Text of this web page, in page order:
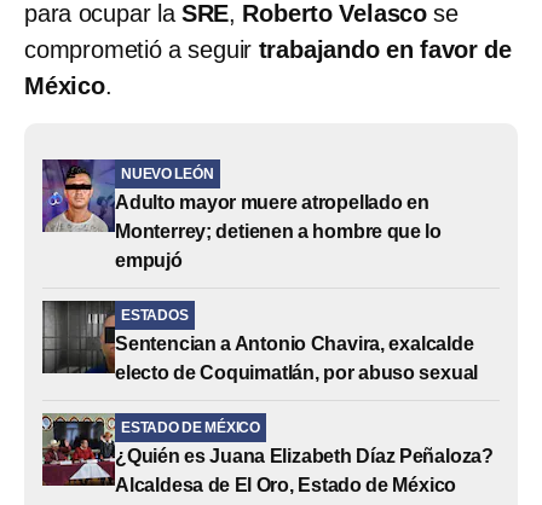
para ocupar la SRE, Roberto Velasco se
comprometió a seguir trabajando en favor de
México.
NUEVO LEÓN
Adulto mayor muere atropellado en
Monterrey; detienen a hombre que lo
empujó
ESTADOS
Sentencian a Antonio Chavira, exalcalde
electo de Coquimatlán, por abuso sexual
ESTADO DE MÉXICO
¿Quién es Juana Elizabeth Díaz Peñaloza?
Alcaldesa de El Oro, Estado de México